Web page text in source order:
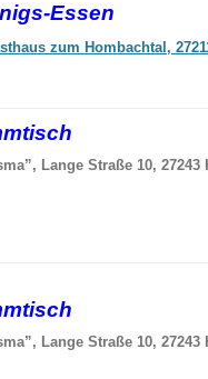
Essen
zum Hombachtal,
Lange Straße 10, 27243
Lange Straße 10, 27243